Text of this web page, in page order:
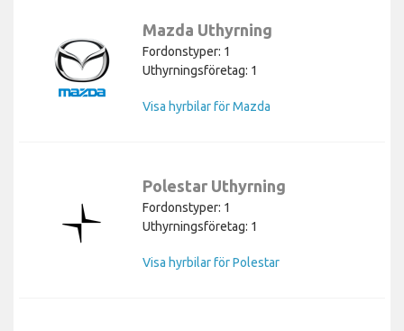
Mazda Uthyrning
Fordonstyper: 1
Uthyrningsföretag: 1
Visa hyrbilar för Mazda
Polestar Uthyrning
Fordonstyper: 1
Uthyrningsföretag: 1
Visa hyrbilar för Polestar